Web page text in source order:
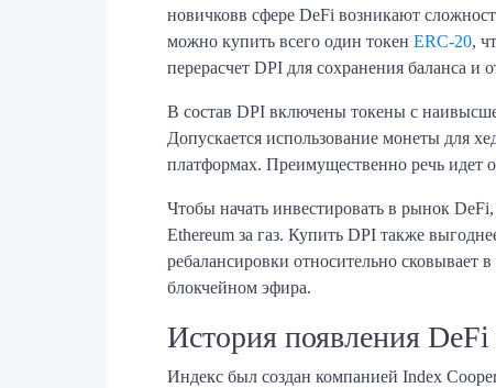
новичковв сфере DeFi возникают
можно купить всего один токен ERC-20,
перерасчет DPI для сохранения баланса
В состав DPI включены токены с
Допускается использование монеты для
платформах. Преимущественно речь идет
Чтобы начать инвестировать в рынок
Ethereum за газ. Купить DPI также
ребалансировки относительно сковывает
блокчейном эфира.
История появления
Индекс был создан компанией Index